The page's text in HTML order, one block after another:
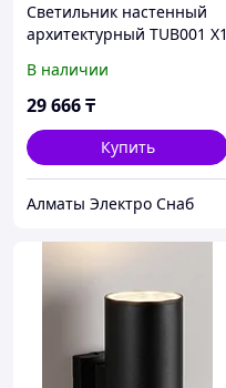
Светильник настенный
архитектурный TUB001 X1
В наличии
29 666₸
Купить
Алматы Электро Снаб